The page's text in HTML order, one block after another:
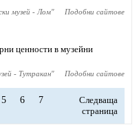
музей - Лом" Подобни сайтове
ценности в музейни
- Тутракан" Подобни сайтове
5 6 7
Следваща
страница